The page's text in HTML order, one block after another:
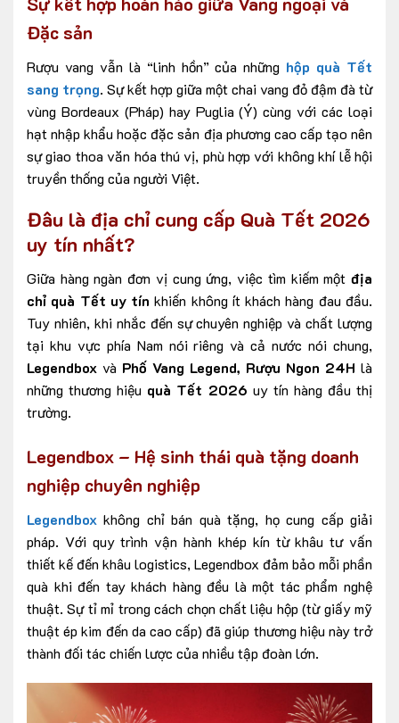
Đặc sản
Rượu vang vẫn là “linh hồn” của những hộp quà Tết
sang trọng. Sự kết hợp giữa một chai vang đỏ đậm đà từ
vùng Bordeaux (Pháp) hay Puglia (Ý) cùng với các loại
hạt nhập khẩu hoặc đặc sản địa phương cao cấp tạo nên
sự giao thoa văn hóa thú vị, phù hợp với không khí lễ hội
truyền thống của người Việt.
Đâu là địa chỉ cung cấp Quà Tết 2026
uy tín nhất?
Giữa hàng ngàn đơn vị cung ứng, việc tìm kiếm một địa
chỉ quà Tết uy tín khiến không ít khách hàng đau đầu.
Tuy nhiên, khi nhắc đến sự chuyên nghiệp và chất lượng
tại khu vực phía Nam nói riêng và cả nước nói chung,
Legendbox và Phố Vang Legend, Rượu Ngon 24H là
những thương hiệu quà Tết 2026 uy tín hàng đầu thị
trường.
Legendbox – Hệ sinh thái quà tặng doanh
nghiệp chuyên nghiệp
Legendbox không chỉ bán quà tặng, họ cung cấp giải
pháp. Với quy trình vận hành khép kín từ khâu tư vấn
thiết kế đến khâu logistics, Legendbox đảm bảo mỗi phần
quà khi đến tay khách hàng đều là một tác phẩm nghệ
thuật. Sự tỉ mỉ trong cách chọn chất liệu hộp (từ giấy mỹ
thuật ép kim đến da cao cấp) đã giúp thương hiệu này trở
thành đối tác chiến lược của nhiều tập đoàn lớn.